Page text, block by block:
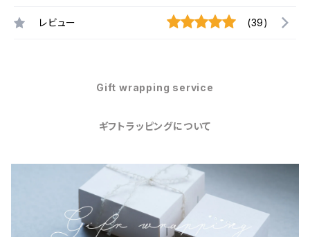
レビュー (39)
Gift wrapping service
ギフトラッピングについて